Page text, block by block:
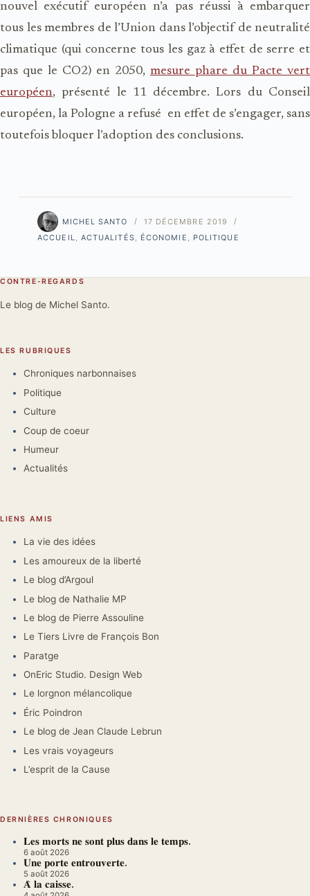
nouvel exécutif européen n’a pas réussi à embarquer
tous les membres de l’Union dans l’objectif de neutralité
climatique (qui concerne tous les gaz à effet de serre et
pas que le CO2) en 2050, mesure phare du Pacte vert
européen, présenté le 11 décembre. Lors du Conseil
européen, la Pologne a refusé en effet de s’engager, sans
toutefois bloquer l’adoption des conclusions.
MICHEL SANTO
17 DÉCEMBRE 2019
ACCUEIL, ACTUALITÉS, ÉCONOMIE , POLITIQUE
CONTRE-REGARDS
Le blog de Michel Santo.
LES RUBRIQUES
Chroniques narbonnaises
Politique
Culture
Coup de coeur
Humeur
Actualités
LIENS AMIS
La vie des idées
Les amoureux de la liberté
Le blog d’Argoul
Le blog de Nathalie MP
Le blog de Pierre Assouline
Le Tiers Livre de François Bon
Paratge
OnEric Studio. Design Web
Le lorgnon mélancolique
Éric Poindron
Le blog de Jean Claude Lebrun
Les vrais voyageurs
L’esprit de la Cause
DERNIÈRES CHRONIQUES
𝐋𝐞𝐬 𝐦𝐨𝐫𝐭𝐬 𝐧𝐞 𝐬𝐨𝐧𝐭 𝐩𝐥𝐮𝐬 𝐝𝐚𝐧𝐬 𝐥𝐞 𝐭𝐞𝐦𝐩𝐬.
6 août 2026
𝐔𝐧𝐞 𝐩𝐨𝐫𝐭𝐞 𝐞𝐧𝐭𝐫𝐨𝐮𝐯𝐞𝐫𝐭𝐞.
5 août 2026
𝐀̀ 𝐥𝐚 𝐜𝐚𝐢𝐬𝐬𝐞.